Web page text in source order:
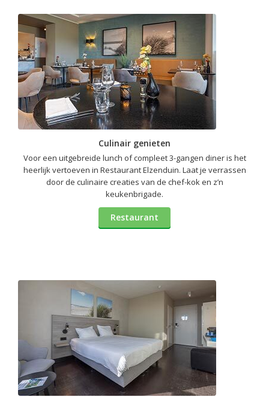
Culinair genieten
Voor een uitgebreide lunch of compleet 3-gangen diner is het
heerlijk vertoeven in Restaurant Elzenduin. Laat je verrassen
door de culinaire creaties van de chef-kok en z’n
keukenbrigade.
Restaurant